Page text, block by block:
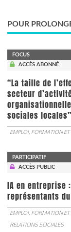
POUR
FOCUS
ACCÈS ABONNÉ
“La taille de
secteur
sociales
EMPLOI, FORMATION ET
PARTICIPATIF
ACCÈS PUBLIC
IA en entreprise
représentants
EMPLOI, FORMATION ET
RELATIONS SOCIALES